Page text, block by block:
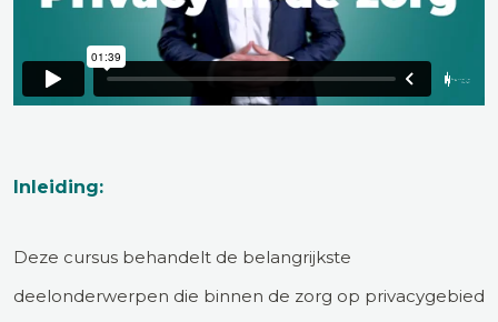
Inleiding:
Deze cursus behandelt de belangrijkste
deelonderwerpen die binnen de zorg op privacygebied